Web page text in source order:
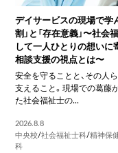
デイサービスの現場で学
割」と「存在意義」〜社会
して一人ひとりの想いに
相談支援の視点とは〜
安全を守ることと、その人
支えること。現場での葛藤
た社会福祉士の...
2026.8.8
中央校/社会福祉士科/精神保
科